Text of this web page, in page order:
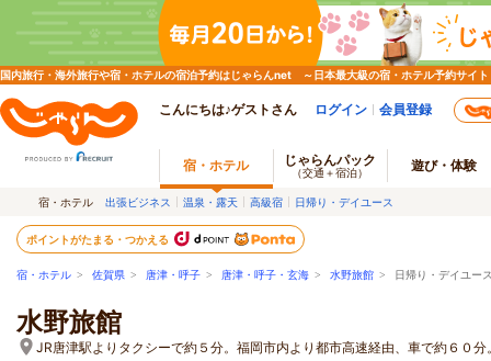
国内旅行・海外旅行や宿・ホテルの宿泊予約はじゃらんnet ～日本最大級の宿・ホテル予約サイト
こんにちは♪ゲストさん ログイン 会員登録
宿・ホテル じゃらんパック
（交通＋宿泊） 遊び・体験
宿・ホテル 出張ビジネス 温泉・露天 高級宿 日帰り・デイユース
ポイントがたまる・つかえる
宿・ホテル > 佐賀県 > 唐津・呼子 > 唐津・呼子・玄海 > 水野旅館 > 日帰り・デイユー
水野旅館
JR唐津駅よりタクシーで約５分。福岡市内より都市高速経由、車で約６０分